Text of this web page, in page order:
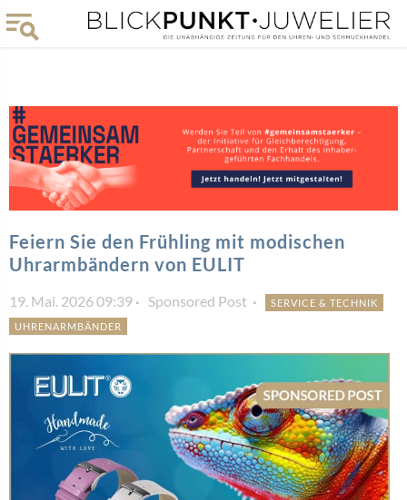
Feiern Sie den Frühling mit modischen
Uhrarmbändern von EULIT
19. Mai. 2026 09:39 Sponsored Post
SERVICE & TECHNIK
UHRENARMBÄNDER